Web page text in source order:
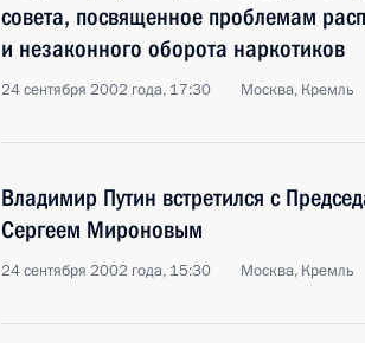
совета, посвященное проблемам
и незаконного оборота наркотиков
24 сентября 2002 года, 17:30 Москва, Кремль
Владимир Путин встретился с
Сергеем Мироновым
24 сентября 2002 года, 15:30 Москва, Кремль